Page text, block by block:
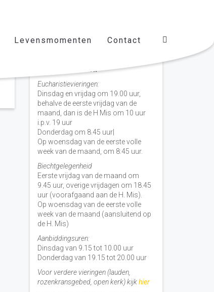
Levensmomenten Contact
Vieringen door de week
H. Nicolaas Baarn
Eucharistievieringen:
Dinsdag en vrijdag om 19.00 uur,
behalve de eerste vrijdag van de
maand, dan is de H Mis om 10 uur
i.p.v. 19 uur
Donderdag om 8.45 uur|
Op woensdag van de eerste volle
week van de maand, om 8:45 uur.
Biechtgelegenheid
Eerste vrijdag van de maand om
9.45 uur, overige vrijdagen om 18.45
uur (voorafgaand aan de H. Mis).
Op woensdag van de eerste volle
week van de maand (aansluitend op
de H. Mis)
Aanbiddingsuren:
Dinsdag van 9.15 tot 10.00 uur
Donderdag van 19.15 tot 20.00 uur
Voor verdere vieringen (lauden,
rozenkransgebed, open kerk) kijkhier